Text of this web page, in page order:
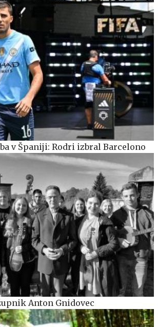
v Španiji: Rodri izbral Barcelono
Anton Gnidovec